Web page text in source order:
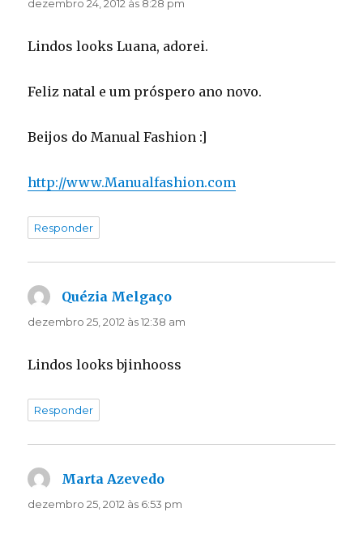
dezembro 24, 2012 às 8:28 pm
Lindos looks Luana, adorei.
Feliz natal e um próspero ano novo.
Beijos do Manual Fashion :]
http://www.Manualfashion.com
Responder
Quézia Melgaço
dezembro 25, 2012 às 12:38 am
Lindos looks bjinhooss
Responder
Marta Azevedo
dezembro 25, 2012 às 6:53 pm